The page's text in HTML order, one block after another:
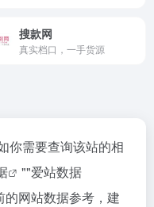
搜款网
真实档口，一手货源
你需要查询该站的相
""爱站数据
的网站数据参考，建